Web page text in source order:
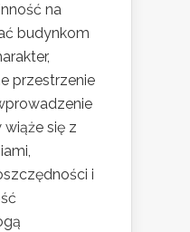
na
budynkom
przestrzenie
się z
i